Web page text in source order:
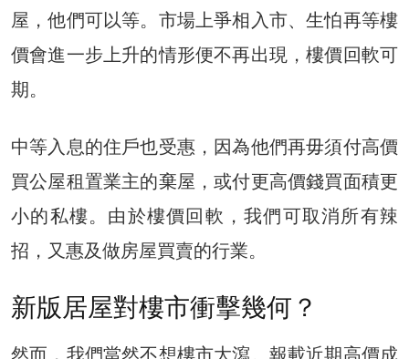
屋，他們可以等。市場上爭相入市、生怕再等樓
價會進一步上升的情形便不再出現，樓價回軟可
期。
中等入息的住戶也受惠，因為他們再毋須付高價
買公屋租置業主的棄屋，或付更高價錢買面積更
小的私樓。由於樓價回軟，我們可取消所有辣
招，又惠及做房屋買賣的行業。
新版居屋對樓市衝擊幾何？
然而，我們當然不想樓市大瀉。報載近期高價成